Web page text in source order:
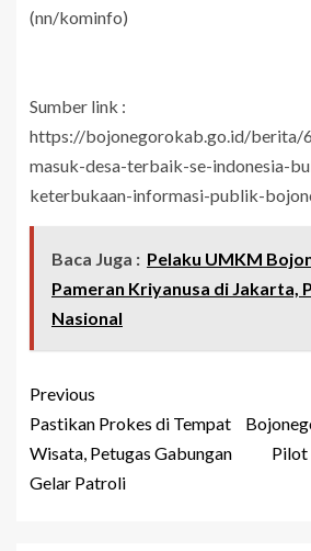
(nn/kominfo)
Sumber link :
https://bojonegorokab.go.id/berita/
masuk-desa-terbaik-se-indonesia-
keterbukaan-informasi-publik-
Baca Juga : Pelaku UMKM
Pameran Kriyanusa di Jakarta,
Nasional
Previous
Pastikan Prokes di Tempat
Wisata, Petugas Gabungan
Gelar Patroli
Pilot